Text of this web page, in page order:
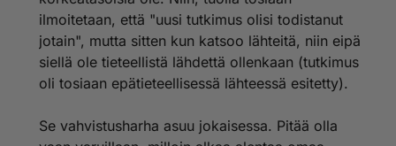
ilmoitetaan, että "uusi tutkimus olisi todistanut
jotain", mutta sitten kun katsoo lähteitä, niin eipä
siellä ole tieteellistä lähdettä ollenkaan (tutkimus
oli tosiaan epätieteellisessä lähteessä esitetty).
Se vahvistusharha asuu jokaisessa. Pitää olla